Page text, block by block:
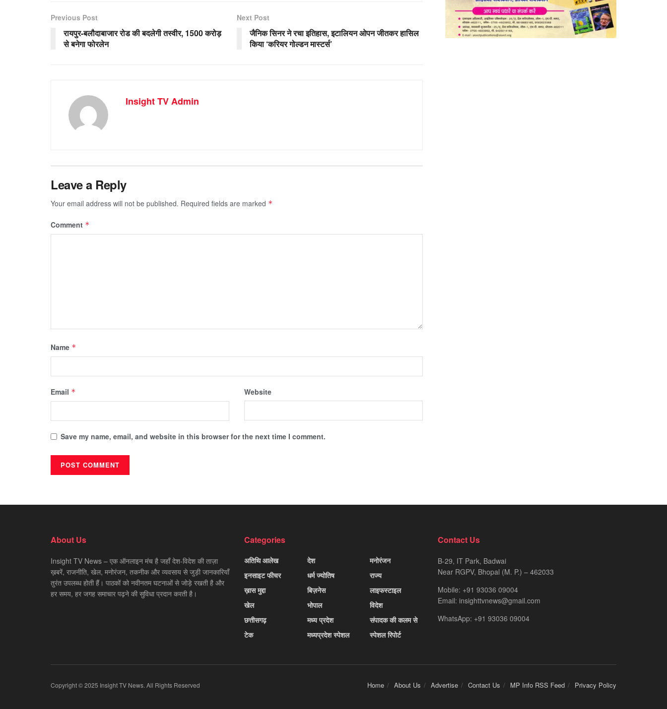
Previous Post
रायपुर-बलौदाबाजार रोड की बदलेगी तस्वीर, 1500 करोड़
से बनेगा फोरलेन
Next Post
जैनिक सिनर ने रचा इतिहास, इटालियन ओपन जीतकर हासिल
किया ‘करियर गोल्डन मास्टर्स’
Insight TV Admin
Leave a Reply
Your email address will not be published. Required fields are marked *
Comment *
Name *
Email * Website
Save my name, email, and website in this browser for the next time I comment.
About Us
Insight TV News – एक ऑनलाइन मंच है जहाँ देश-विदेश की ताज़ा
ख़बरें, राजनीति, खेल, मनोरंजन, तकनीक और व्यवसाय से जुड़ी जानकारियाँ
तुरंत उपलब्ध होती हैं। पाठकों को नवीनतम घटनाओं से जोड़े रखती है और
हर समय, हर जगह समाचार पढ़ने की सुविधा प्रदान करती है।
Categories
अतिथि आलेख
इनसाइट फीचर
ख़ास मुद्दा
खेल
छत्तीसगढ़
टेक
देश
धर्म ज्योतिष
बिज़नेस
भोपाल
मध्य प्रदेश
मध्यप्रदेश स्पेशल
मनोरंजन
राज्य
लाइफस्टाइल
विदेश
संपादक की कलम से
स्पेशल रिपोर्ट
Contact Us
B-29, IT Park, Badwai
Near RGPV, Bhopal (M. P.) – 462033
Mobile: +91 93036 09004
Email: insighttvnews@gmail.com
WhatsApp: +91 93036 09004
Home About Us Advertise Contact Us MP Info RSS Feed Privacy Policy
Copyright © 2025 Insight TV News. All Rights Reserved